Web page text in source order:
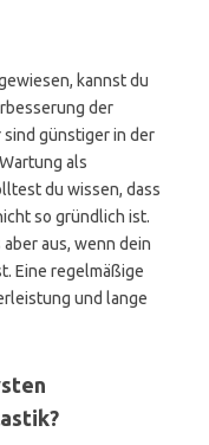
kannst du
der
günstiger in der
als
du wissen, dass
so gründlich ist.
aus, wenn dein
Eine regelmäßige
und lange